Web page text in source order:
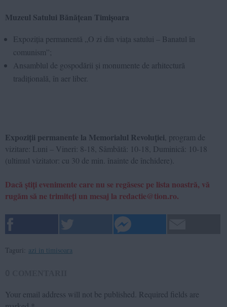
Muzeul Satului Bănățean Timișoara
Expoziția permanentă „O zi din viața satului – Banatul în
comunism”;
Ansamblul de gospodării și monumente de arhitectură
tradițională , în aer liber.
Expoziții permanente la Memorialul Revoluției , program de
vizitare: Luni – Vineri: 8-18, Sâmbătă: 10-18, Duminică: 10-18
(ultimul vizitator: cu 30 de min. înainte de închidere).
Dacă știți evenimente care nu se regăsesc pe lista noastră, vă
rugăm să ne trimiteți un mesaj la redactie@tion.ro.
Taguri: azi in timisoara
Your email address will not be published. Required fields are